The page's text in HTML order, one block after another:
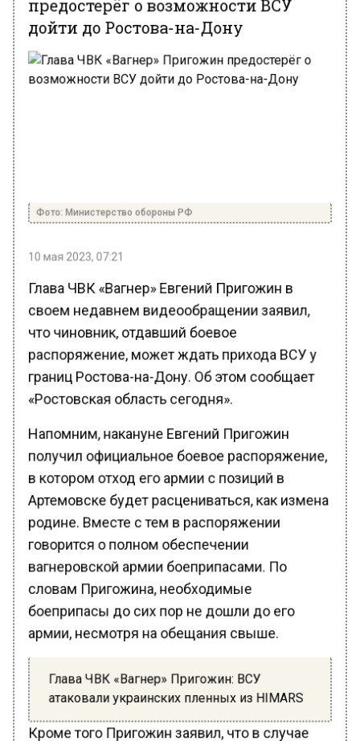
дойти до Ростова-на-Дону
Фото: Министерство обороны РФ
10 мая 2023, 07:21
Глава ЧВК «Вагнер» Евгений Пригожин в
своем недавнем видеообращении заявил,
что чиновник, отдавший боевое
распоряжение, может ждать прихода ВСУ у
границ Ростова-на-Дону. Об этом сообщает
«Ростовская область сегодня».
Напомним, накануне Евгений Пригожин
получил официальное боевое распоряжение,
в котором отход его армии с позиций в
Артемовске будет расцениваться, как измена
родине. Вместе с тем в распоряжении
говорится о полном обеспечении
вагнеровской армии боеприпасами. По
словам Пригожина, необходимые
боеприпасы до сих пор не дошли до его
армии, несмотря на обещания свыше.
Глава ЧВК «Вагнер» Пригожин: ВСУ
атаковали украинских пленных из HIMARS
Кроме того Пригожин заявил, что в случае